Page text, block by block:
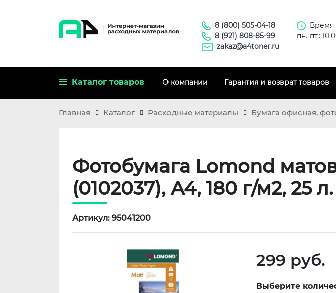
8 (800) 505-04-18
8 (921) 808-85-99
zakaz@a4toner.ru
Время
пн.-пт.:
Каталог товаров О компании Гарантия и возврат товаров
Главная Каталог Расходные материалы Бумага офисная,
Фотобумага Lomond
(0102037), A4, 180 г/м2, 25 л.
Артикул: 95041200
299 руб.
Выберите